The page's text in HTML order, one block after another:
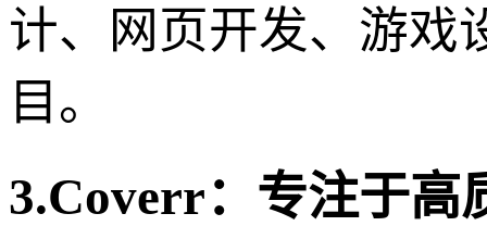
计、网页开发、游戏
目。
3.Coverr：专注于高